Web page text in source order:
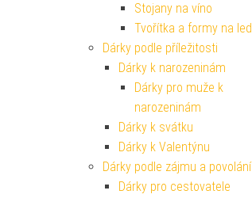
Stojany na víno
Tvořítka a formy na led
Dárky podle příležitosti
Dárky k narozeninám
Dárky pro muže k
narozeninám
Dárky k svátku
Dárky k Valentýnu
Dárky podle zájmu a povolání
Dárky pro cestovatele